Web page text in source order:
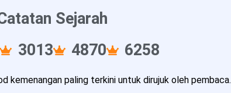
Sejarah
3013 4870 6258
kemenangan paling terkini untuk dirujuk oleh pembaca.